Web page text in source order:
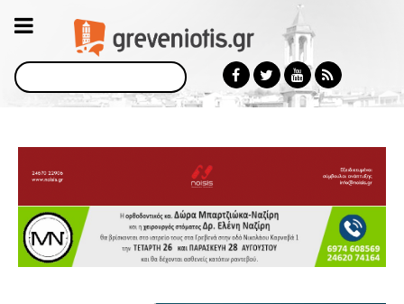
Αναζήτηση